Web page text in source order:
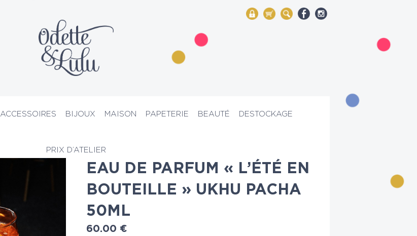
My Account
Mon panier
Rechercher
ACCESSOIRES BIJOUX MAISON PAPETERIE BEAUTÉ DESTOCKAGE
PRIX D’ATELIER
EAU DE PARFUM « L’ÉTÉ EN
BOUTEILLE » UKHU PACHA
50ML
60.00 €